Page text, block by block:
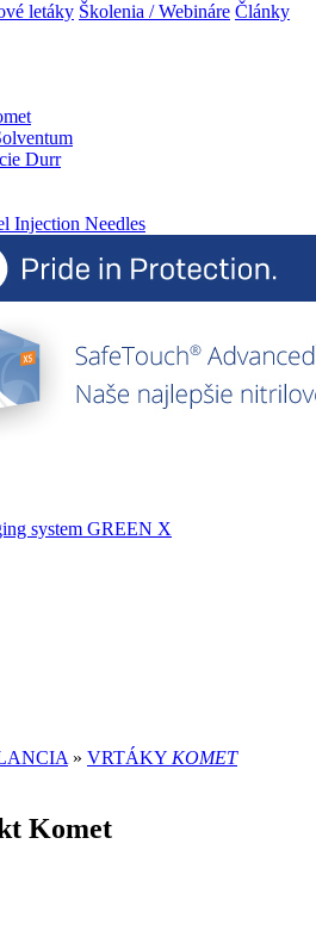
letáky Školenia / Webináre Články
» VRTÁKY KOMET
Komet